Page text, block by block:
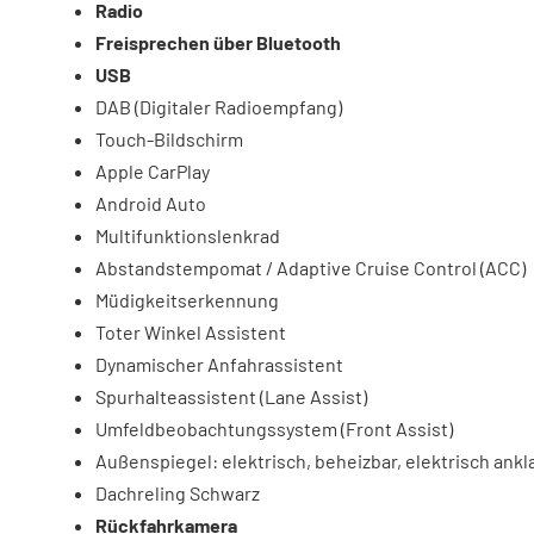
Radio
Freisprechen über Bluetooth
USB
DAB (Digitaler Radioempfang)
Touch-Bildschirm
Apple CarPlay
Android Auto
Multifunktionslenkrad
Abstandstempomat / Adaptive Cruise Control (ACC)
Müdigkeitserkennung
Toter Winkel Assistent
Dynamischer Anfahrassistent
Spurhalteassistent (Lane Assist)
Umfeldbeobachtungssystem (Front Assist)
Außenspiegel: elektrisch, beheizbar, elektrisch
Dachreling Schwarz
Rückfahrkamera